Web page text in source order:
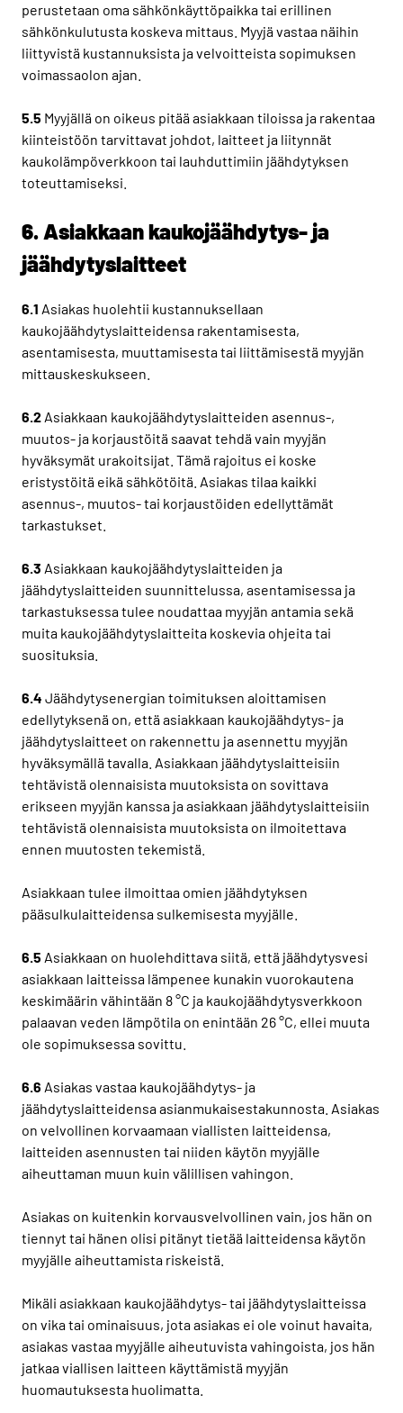
perustetaan oma sähkönkäyttöpaikka tai erillinen
sähkönkulutusta koskeva mittaus. Myyjä vastaa näihin
liittyvistä kustannuksista ja velvoitteista sopimuksen
voimassaolon ajan.
5.5 Myyjällä on oikeus pitää asiakkaan tiloissa ja rakentaa
kiinteistöön tarvittavat johdot, laitteet ja liitynnät
kaukolämpöverkkoon tai lauhduttimiin jäähdytyksen
toteuttamiseksi.
6. Asiakkaan kaukojäähdytys- ja
jäähdytyslaitteet
6.1 Asiakas huolehtii kustannuksellaan
kaukojäähdytyslaitteidensa rakentamisesta,
asentamisesta, muuttamisesta tai liittämisestä myyjän
mittauskeskukseen.
6.2 Asiakkaan kaukojäähdytyslaitteiden asennus-,
muutos- ja korjaustöitä saavat tehdä vain myyjän
hyväksymät urakoitsijat. Tämä rajoitus ei koske
eristystöitä eikä sähkötöitä. Asiakas tilaa kaikki
asennus-, muutos- tai korjaustöiden edellyttämät
tarkastukset.
6.3 Asiakkaan kaukojäähdytyslaitteiden ja
jäähdytyslaitteiden suunnittelussa, asentamisessa ja
tarkastuksessa tulee noudattaa myyjän antamia sekä
muita kaukojäähdytyslaitteita koskevia ohjeita tai
suosituksia.
6.4 Jäähdytysenergian toimituksen aloittamisen
edellytyksenä on, että asiakkaan kaukojäähdytys- ja
jäähdytyslaitteet on rakennettu ja asennettu myyjän
hyväksymällä tavalla. Asiakkaan jäähdytyslaitteisiin
tehtävistä olennaisista muutoksista on sovittava
erikseen myyjän kanssa ja asiakkaan jäähdytyslaitteisiin
tehtävistä olennaisista muutoksista on ilmoitettava
ennen muutosten tekemistä.
Asiakkaan tulee ilmoittaa omien jäähdytyksen
pääsulkulaitteidensa sulkemisesta myyjälle.
6.5 Asiakkaan on huolehdittava siitä, että jäähdytysvesi
asiakkaan laitteissa lämpenee kunakin vuorokautena
keskimäärin vähintään 8 °C ja kaukojäähdytysverkkoon
palaavan veden lämpötila on enintään 26 °C, ellei muuta
ole sopimuksessa sovittu.
6.6 Asiakas vastaa kaukojäähdytys- ja
jäähdytyslaitteidensa asianmukaisestakunnosta. Asiakas
on velvollinen korvaamaan viallisten laitteidensa,
laitteiden asennusten tai niiden käytön myyjälle
aiheuttaman muun kuin välillisen vahingon.
Asiakas on kuitenkin korvausvelvollinen vain, jos hän on
tiennyt tai hänen olisi pitänyt tietää laitteidensa käytön
myyjälle aiheuttamista riskeistä.
Mikäli asiakkaan kaukojäähdytys- tai jäähdytyslaitteissa
on vika tai ominaisuus, jota asiakas ei ole voinut havaita,
asiakas vastaa myyjälle aiheutuvista vahingoista, jos hän
jatkaa viallisen laitteen käyttämistä myyjän
huomautuksesta huolimatta.